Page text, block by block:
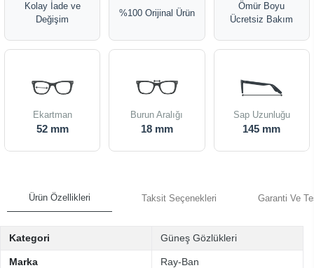
Kolay İade ve
Değişim
%100 Orijinal Ürün
Ömür Boyu
Ücretsiz Bakım
Ekartman
52 mm
Burun Aralığı
18 mm
Sap Uzunluğu
145 mm
Ürün Özellikleri Taksit Seçenekleri Garanti Ve
Kategori Güneş Gözlükleri
Marka Ray-Ban